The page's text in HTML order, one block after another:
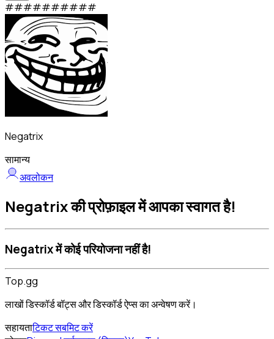
##########
Negatrix
सामान्य
अवलोकन
Negatrix की प्रोफ़ाइल में आपका स्वागत है!
Negatrix में कोई परियोजना नहीं है!
Top.gg
लाखों डिस्कॉर्ड बॉट्स और डिस्कॉर्ड ऐप्स का अन्वेषण करें।
सहायताटिकट सबमिट करें